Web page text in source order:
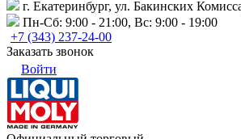
г. Екатеринбург, ул. Бакинских
Пн-Сб: 9:00 - 21:00, Вс: 9:00 - 19:00
+7 (343) 237-24-00
Заказать звонок
Войти